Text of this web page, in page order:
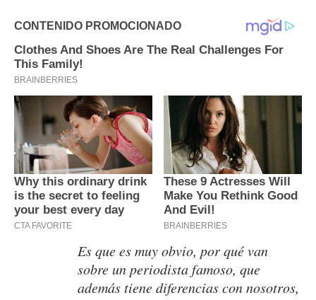
Es que es muy obvio, por qué van
sobre un periodista famoso, que
además tiene diferencias con nosotros,